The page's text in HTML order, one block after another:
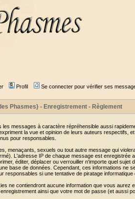
Profil Se connecter pour vérifier ses
Phasmes} - Enregistrement - Règlement
messages à caractère répréhensible aussi
la vue et opinion de leurs auteurs respectifs,
pour responsables.
menaçants, sexuels ou tout autre message qui
L'adresse IP de chaque message est
éditer, déplacer ou verrouiller n'importe quel
base de données. Cependant, ces informations ne
si une tentative de piratage informatique
ne contiendront aucune information que vous aurez
ainsi que votre mot de passe (et aussi